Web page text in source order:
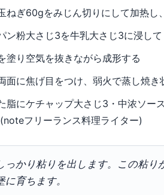
ねぎ60gをみじん切りにして加热し
ン粉大さじ3を牛乳大さじ3に浸し
塗り空気を抜きながら成形する
面に焦げ目をつけ、弱火で蒸し焼き
脂にケチャップ大さじ3・中浓ソー
フリーランス料理ライター)
っかり粘りを出します。この粘り
育ちます。